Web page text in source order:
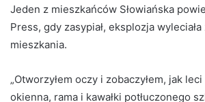
Jeden z mieszkańców Słowiańska
Press, gdy zasypiał, eksplozja
mieszkania.
„Otworzyłem oczy i zobaczyłem, jak
okienna, rama i kawałki potłuczonego